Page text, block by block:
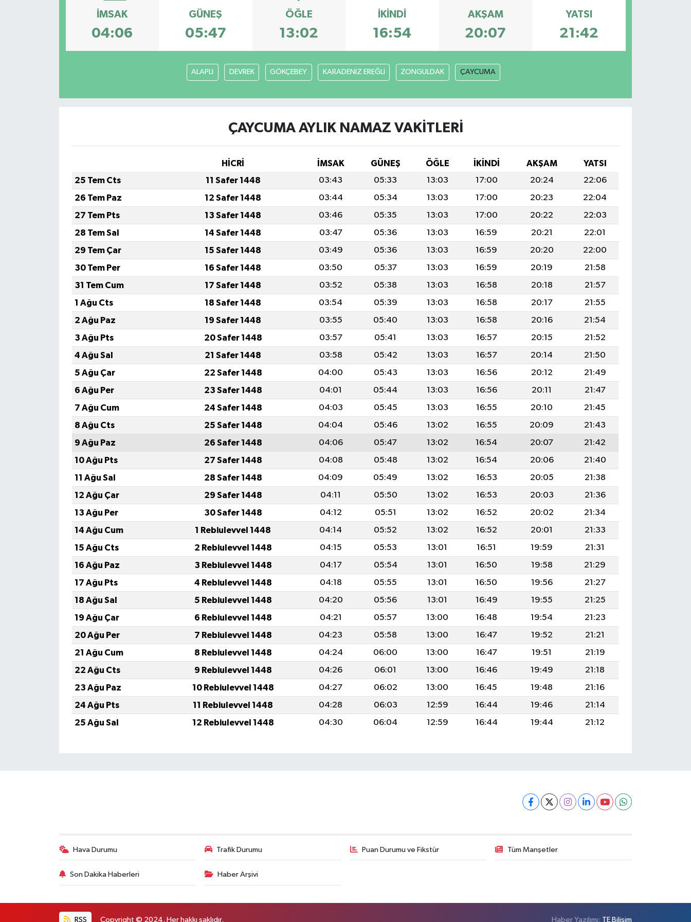
İMSAK
04:06
GÜNEŞ
05:47
ÖĞLE
13:02
İKINDI
16:54
AKŞAM
20:07
YATSI
21:42
ALAPLI DEVREK GÖKÇEBEY KARADENİZ EREĞLİ ZONGULDAK ÇAYCUMA
ÇAYCUMA AYLIK NAMAZ VAKITLERI
HİCRİ İMSAK GÜNEŞ ÖĞLE İKINDI AKŞAM
YATSI
25 Tem Cts
11 Safer 1448 03:43 05:33 13:03 17:00 20:24
22:06
26 Tem Paz
12 Safer 1448 03:44 05:34 13:03 17:00 20:23
22:04
27 Tem Pts
13 Safer 1448 03:46 05:35 13:03 17:00 20:22
22:03
28 Tem Sal
14 Safer 1448 03:47 05:36 13:03 16:59 20:21
22:01
29 Tem Çar
15 Safer 1448 03:49 05:36 13:03 16:59 20:20
22:00
30 Tem Per
16 Safer 1448 03:50 05:37 13:03 16:59 20:19
21:58
31 Tem Cum
17 Safer 1448 03:52 05:38 13:03 16:58 20:18
21:57
1 Ağu Cts
18 Safer 1448 03:54 05:39 13:03 16:58 20:17
21:55
2 Ağu Paz
19 Safer 1448 03:55 05:40 13:03 16:58 20:16
21:54
3 Ağu Pts
20 Safer 1448 03:57 05:41 13:03 16:57 20:15
21:52
4 Ağu Sal
21 Safer 1448 03:58 05:42 13:03 16:57 20:14
21:50
5 Ağu Çar
22 Safer 1448 04:00 05:43 13:03 16:56 20:12
21:49
6 Ağu Per
23 Safer 1448 04:01 05:44 13:03 16:56 20:11
21:47
7 Ağu Cum
24 Safer 1448 04:03 05:45 13:03 16:55 20:10
21:45
8 Ağu Cts
25 Safer 1448 04:04 05:46 13:02 16:55 20:09
21:43
9 Ağu Paz
26 Safer 1448 04:06 05:47 13:02 16:54 20:07
21:42
10 Ağu Pts
27 Safer 1448 04:08 05:48 13:02 16:54 20:06
21:40
11 Ağu Sal
28 Safer 1448 04:09 05:49 13:02 16:53 20:05
21:38
12 Ağu Çar
29 Safer 1448 04:11 05:50 13:02 16:53 20:03
21:36
13 Ağu Per
30 Safer 1448 04:12 05:51 13:02 16:52 20:02
21:34
14 Ağu Cum
1 Rebiulevvel 1448 04:14 05:52 13:02 16:52 20:01
21:33
15 Ağu Cts
2 Rebiulevvel 1448 04:15 05:53 13:01 16:51 19:59
21:31
16 Ağu Paz
3 Rebiulevvel 1448 04:17 05:54 13:01 16:50 19:58
21:29
17 Ağu Pts
4 Rebiulevvel 1448 04:18 05:55 13:01 16:50 19:56
21:27
18 Ağu Sal
5 Rebiulevvel 1448 04:20 05:56 13:01 16:49 19:55
21:25
19 Ağu Çar
6 Rebiulevvel 1448 04:21 05:57 13:00 16:48 19:54
21:23
20 Ağu Per
7 Rebiulevvel 1448 04:23 05:58 13:00 16:47 19:52
21:21
21 Ağu Cum
8 Rebiulevvel 1448 04:24 06:00 13:00 16:47 19:51
21:19
22 Ağu Cts
9 Rebiulevvel 1448 04:26 06:01 13:00 16:46 19:49
21:18
23 Ağu Paz
10 Rebiulevvel 1448 04:27 06:02 13:00 16:45 19:48
21:16
24 Ağu Pts
11 Rebiulevvel 1448 04:28 06:03 12:59 16:44 19:46
21:14
25 Ağu Sal
12 Rebiulevvel 1448 04:30 06:04 12:59 16:44 19:44 21:12
Hava Durumu Trafik Durumu Puan Durumu ve Fikstür Tüm Manşetler
Son Dakika Haberleri Haber Arşivi
RSS Copyright © 2024. Her hakkı saklıdır. Haber Yazılımı: TE Bilişim
Politika